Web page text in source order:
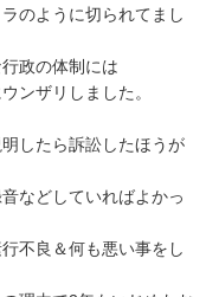
のように切られてまし
政の体制には
ンザリしました。
したら訴訟したほうが
などしていればよかっ
不良＆何も悪い事をし